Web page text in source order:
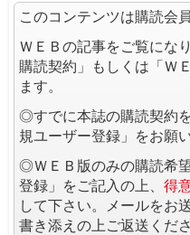
このコンテンツは購読会
ＷＥＢの記事をご覧にな
購読契約」もしくは「Ｗ
ます。
◎すでに本誌の購読契約
規ユーザー登録」をお願
◎ＷＥＢ版のみの購読希
登録」をご記入の上、 得
して下さい。メールをお
書き添えの上ご返送くださ